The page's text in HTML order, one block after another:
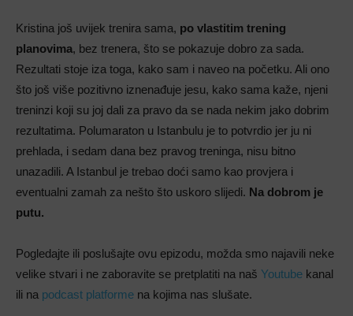
Kristina još uvijek trenira sama, po vlastitim trening
planovima, bez trenera, što se pokazuje dobro za sada.
Rezultati stoje iza toga, kako sam i naveo na početku. Ali ono
što još više pozitivno iznenađuje jesu, kako sama kaže, njeni
treninzi koji su joj dali za pravo da se nada nekim jako dobrim
rezultatima. Polumaraton u Istanbulu je to potvrdio jer ju ni
prehlada, i sedam dana bez pravog treninga, nisu bitno
unazadili. A Istanbul je trebao doći samo kao provjera i
eventualni zamah za nešto što uskoro slijedi. Na dobrom je
putu.
Pogledajte ili poslušajte ovu epizodu, možda smo najavili neke
velike stvari i ne zaboravite se pretplatiti na naš Youtube kanal
ili na podcast platforme na kojima nas slušate.